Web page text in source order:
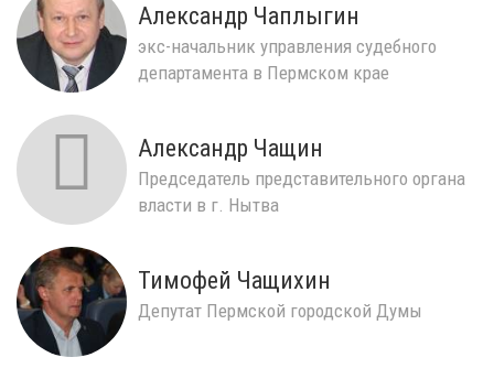
Александр Чаплыгин
экс-начальник управления судебного
департамента в Пермском крае
Александр Чащин
Председатель представительного органа
власти в г. Нытва
Тимофей Чащихин
Депутат Пермской городской Думы